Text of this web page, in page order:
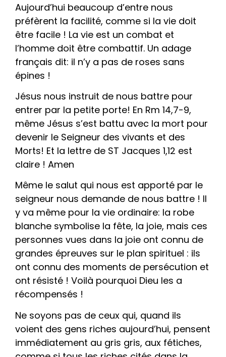
Aujourd’hui beaucoup d’entre nous
préfèrent la facilité, comme si la vie doit
être facile ! La vie est un combat et
l’homme doit être combattif. Un adage
français dit: il n’y a pas de roses sans
épines !
Jésus nous instruit de nous battre pour
entrer par la petite porte! En Rm 14,7-9,
même Jésus s’est battu avec la mort pour
devenir le Seigneur des vivants et des
Morts! Et la lettre de ST Jacques 1,12 est
claire ! Amen
Même le salut qui nous est apporté par le
seigneur nous demande de nous battre ! Il
y va même pour la vie ordinaire: la robe
blanche symbolise la fête, la joie, mais ces
personnes vues dans la joie ont connu de
grandes épreuves sur le plan spirituel : ils
ont connu des moments de persécution et
ont résisté ! Voilà pourquoi Dieu les a
récompensés !
Ne soyons pas de ceux qui, quand ils
voient des gens riches aujourd’hui, pensent
immédiatement au gris gris, aux fétiches,